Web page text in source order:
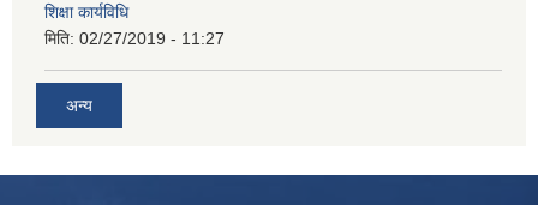
शिक्षा कार्यविधि
मिति: 02/27/2019 - 11:27
अन्य